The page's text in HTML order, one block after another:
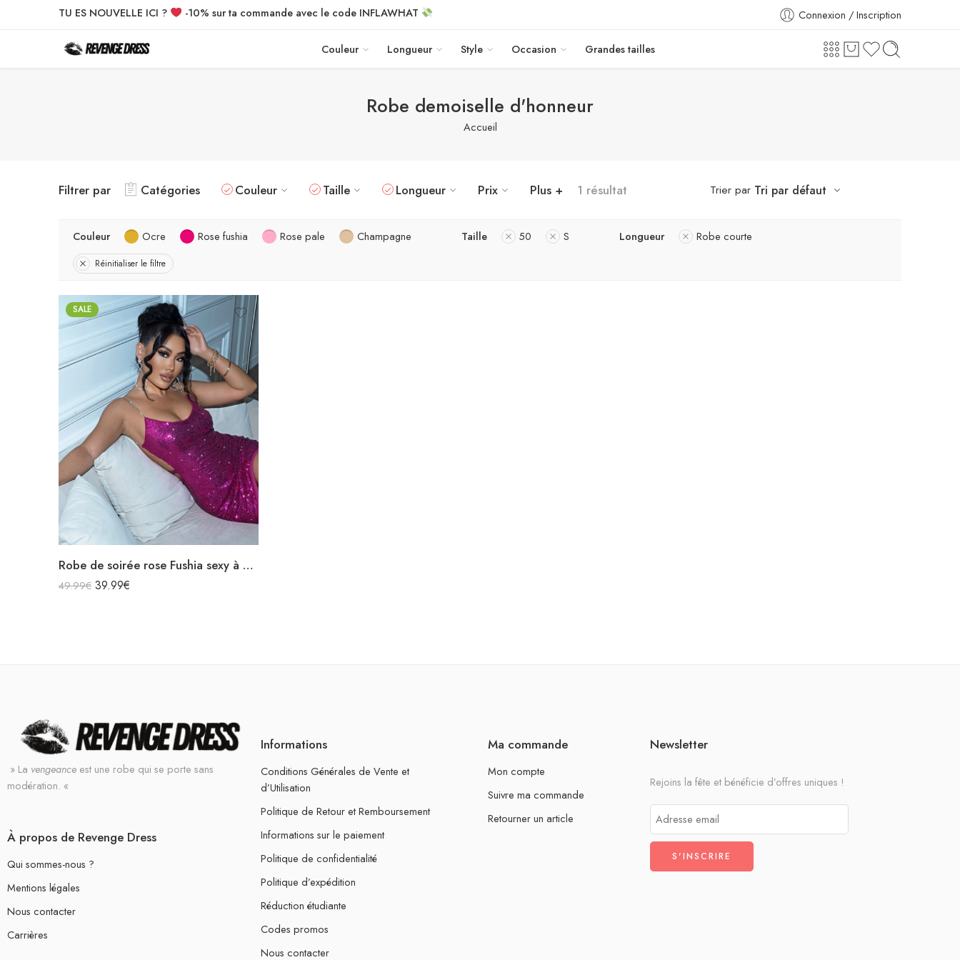
TU ES NOUVELLE ICI ? -10% sur ta commande avec le code INFLAWHAT Connexion / Inscription
Couleur Longueur Style Occasion Grandes tailles
Robe demoiselle d'honneur
Accueil
Filtrer par Catégories Couleur Taille Longueur Prix Plus + 1 résultat Trier par Tri par défaut
Couleur Ocre Rose fushia Rose pale Champagne Taille 50 S Longueur Robe courte
Réinitialiser le filtre
SALE
Robe de soirée rose Fushia sexy à paillettes bretelles spaghettis argentée dos nu avec découpe
49.99€ 39.99€
» La vengeance est une robe qui se porte sans
modération. «
À propos de Revenge Dress
Qui sommes-nous ?
Mentions légales
Nous contacter
Carrières
Informations
Conditions Générales de Vente et
d’Utilisation
Politique de Retour et Remboursement
Informations sur le paiement
Politique de confidentialité
Politique d’expédition
Réduction étudiante
Codes promos
Nous contacter
Ma commande
Mon compte
Suivre ma commande
Retourner un article
Newsletter
Rejoins la fête et bénéficie d’offres uniques !